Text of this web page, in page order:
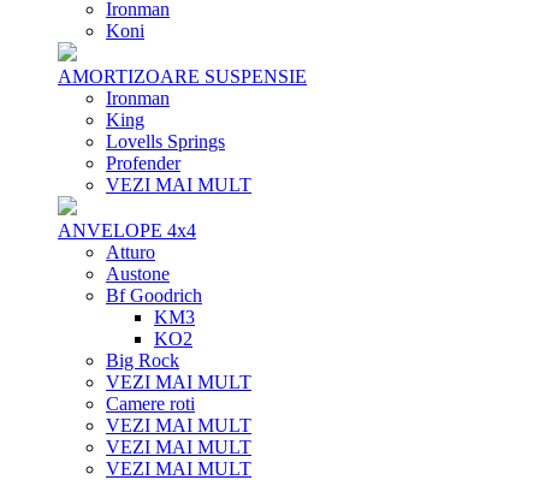
Ironman
Koni
AMORTIZOARE SUSPENSIE
Ironman
King
Lovells Springs
Profender
VEZI MAI MULT
ANVELOPE 4x4
Atturo
Austone
Bf Goodrich
KM3
KO2
Big Rock
VEZI MAI MULT
Camere roti
VEZI MAI MULT
VEZI MAI MULT
VEZI MAI MULT